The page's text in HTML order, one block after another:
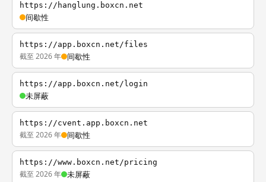
https://hanglung.boxcn.net
间歇性
https://app.boxcn.net/files
截至 2026 年 间歇性
https://app.boxcn.net/login
未屏蔽
https://cvent.app.boxcn.net
截至 2026 年 间歇性
https://www.boxcn.net/pricing
截至 2026 年 未屏蔽